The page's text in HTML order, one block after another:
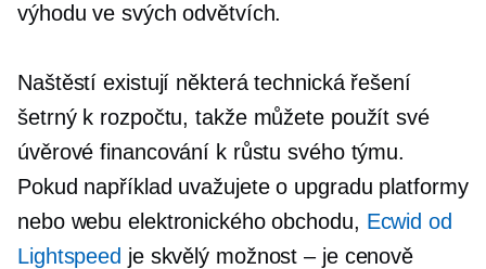
výhodu ve svých odvětvích.
Naštěstí existují některá technická řešení
šetrný k rozpočtu, takže můžete použít své
úvěrové financování k růstu svého týmu.
Pokud například uvažujete o upgradu platformy
nebo webu elektronického obchodu, Ecwid od
Lightspeed je skvělý možnost – jecenově